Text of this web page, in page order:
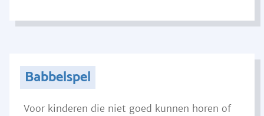
Babbelspel
Voor kinderen die niet goed kunnen horen of